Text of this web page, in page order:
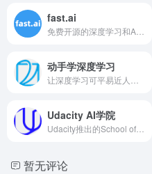
fast.ai
动手学深度学习
Udacity AI学院
暂无评论